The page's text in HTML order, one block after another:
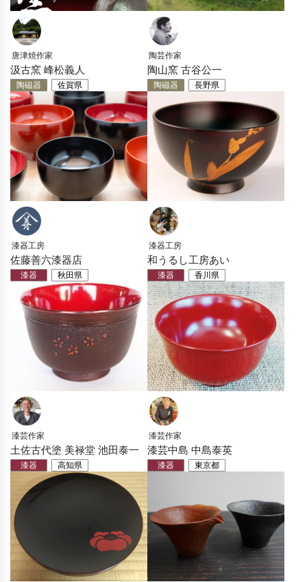
唐津焼作家
汲古窯 峰松義人
陶磁器 佐賀県
陶芸作家
陶山窯 古谷公一
陶磁器 長野県
漆器工房
佐藤善六漆器店
漆器 秋田県
漆器工房
和うるし工房あい
漆器 香川県
漆芸作家
土佐古代塗 美禄堂 池田泰一
漆器 高知県
漆芸作家
漆芸中島 中島泰英
漆器 東京都